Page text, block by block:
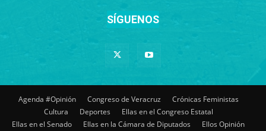
SÍGUENOS
Agenda #Opinión Congreso de Veracruz
Crónicas Feministas
Cultura
Deportes
Ellas en el Congreso Estatal
Ellas en el Senado
Ellas en la Cámara de Diputados Ellos Opinión